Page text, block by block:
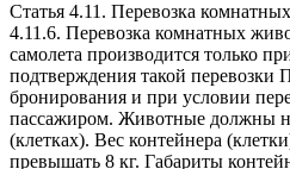
Статья 4.11. Перевозка
4.11.6. Перевозка комнатных
самолета производится только
подтверждения такой перевозки
бронирования и при условии
пассажиром. Животные должны
(клетках). Вес контейнера
превышать 8 кг. Габариты